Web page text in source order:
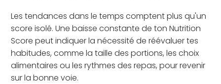
Les tendances dans le temps comptent plus qu'un
score isolé. Une baisse constante de ton Nutrition
Score peut indiquer la nécessité de réévaluer tes
habitudes, comme la taille des portions, les choix
alimentaires ou les rythmes des repas, pour revenir
sur la bonne voie.